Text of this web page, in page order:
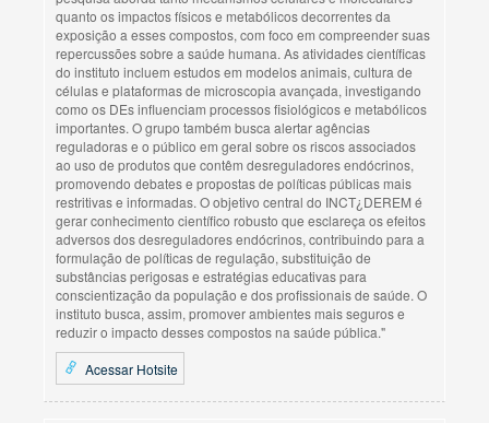
quanto os impactos físicos e metabólicos decorrentes da
exposição a esses compostos, com foco em compreender suas
repercussões sobre a saúde humana. As atividades científicas
do instituto incluem estudos em modelos animais, cultura de
células e plataformas de microscopia avançada, investigando
como os DEs influenciam processos fisiológicos e metabólicos
importantes. O grupo também busca alertar agências
reguladoras e o público em geral sobre os riscos associados
ao uso de produtos que contêm desreguladores endócrinos,
promovendo debates e propostas de políticas públicas mais
restritivas e informadas. O objetivo central do INCT¿DEREM é
gerar conhecimento científico robusto que esclareça os efeitos
adversos dos desreguladores endócrinos, contribuindo para a
formulação de políticas de regulação, substituição de
substâncias perigosas e estratégias educativas para
conscientização da população e dos profissionais de saúde. O
instituto busca, assim, promover ambientes mais seguros e
reduzir o impacto desses compostos na saúde pública."
Acessar Hotsite